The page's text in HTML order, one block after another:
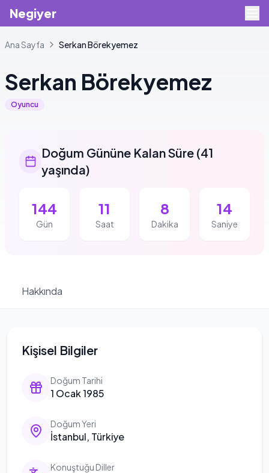
Negiyer
Ana Sayfa SerkanBörekyemez
Serkan Börekyemez
Oyuncu
Doğum Gününe Kalan Süre (41
yaşında)
144
Gün
11
Saat
8
Dakika
13
Saniye
Hakkında
Kişisel Bilgiler
Doğum Tarihi
1 Ocak 1985
Doğum Yeri
İstanbul, Türkiye
Konuştuğu Diller